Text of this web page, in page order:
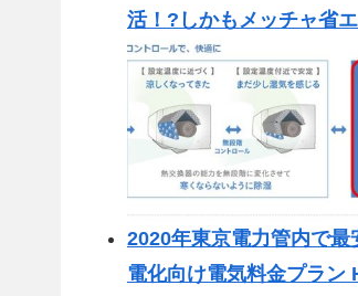
活！?しかもメッチャ省
2020年東京電力管内で最
電化向け電気料金プラン